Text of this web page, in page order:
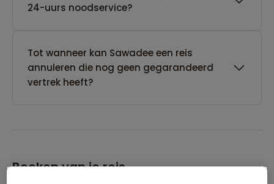
24-uurs noodservice?
Tot wanneer kan Sawadee een reis
annuleren die nog geen gegarandeerd
vertrek heeft?
Boeken van je reis